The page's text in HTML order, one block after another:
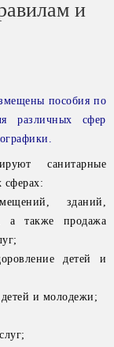
и
пособия по
различных сфер
санитарные
сферах:
зданий,
а также продажа
детей и
и молодежи;